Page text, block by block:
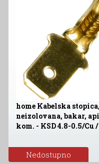
home Kabelska stopica,
neizolovana, bakar,
kom. - KSD 4.8-0.5/Cu
Nedostupno